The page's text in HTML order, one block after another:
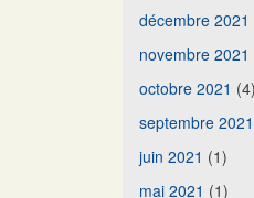
décembre 2021
novembre 2021
octobre 2021 (4)
septembre 2021
juin 2021 (1)
mai 2021 (1)